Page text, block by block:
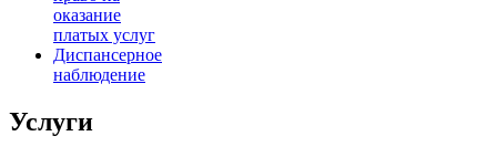
оказание
платых услуг
Диспансерное
наблюдение
Услуги